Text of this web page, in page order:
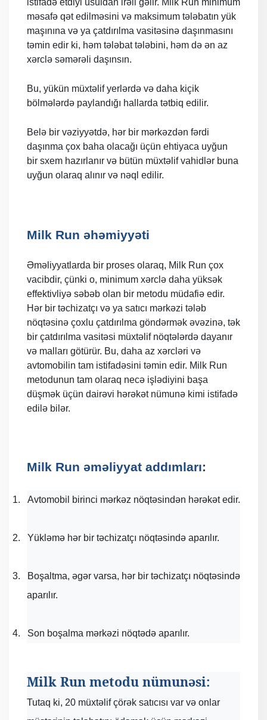
istifadə etdiyi üsuldan irəli gəlir. Milk Run minimum
məsafə qət edilməsini və maksimum tələbatın yük
maşınına və ya çatdırılma vasitəsinə daşınmasını
təmin edir ki, həm tələbat tələbini, həm də ən az
xərclə səmərəli daşınsın.
Bu, yükün müxtəlif yerlərdə və daha kiçik
bölmələrdə paylandığı hallarda tətbiq edilir.
Belə bir vəziyyətdə, hər bir mərkəzdən fərdi
daşınma çox baha olacağı üçün ehtiyaca uyğun
bir sxem hazırlanır və bütün müxtəlif vahidlər buna
uyğun olaraq alınır və nəql edilir.
Milk Run əhəmiyyəti
Əməliyyatlarda bir proses olaraq, Milk Run çox
vacibdir, çünki o, minimum xərclə daha yüksək
effektivliyə səbəb olan bir metodu müdafiə edir.
Hər bir təchizatçı və ya satıcı mərkəzi tələb
nöqtəsinə çoxlu çatdırılma göndərmək əvəzinə, tək
bir çatdırılma vasitəsi müxtəlif nöqtələrdə dayanır
və malları götürür. Bu, daha az xərcləri və
avtomobilin tam istifadəsini təmin edir. Milk Run
metodunun tam olaraq necə işlədiyini başa
düşmək üçün dairəvi hərəkət nümunə kimi istifadə
edilə bilər.
Milk Run əməliyyat addımları:
1. Avtomobil birinci mərkəz nöqtəsindən hərəkət edir.
2. Yükləmə hər bir təchizatçı nöqtəsində aparılır.
3.
Boşaltma, əgər varsa, hər bir təchizatçı nöqtəsində
aparılır.
4. Son boşalma mərkəzi nöqtədə aparılır.
Milk Run metodu nümunəsi:
Tutaq ki, 20 müxtəlif çörək satıcısı var və onlar